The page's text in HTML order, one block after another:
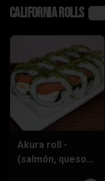
California rolls
Akura roll -
(salmón, queso